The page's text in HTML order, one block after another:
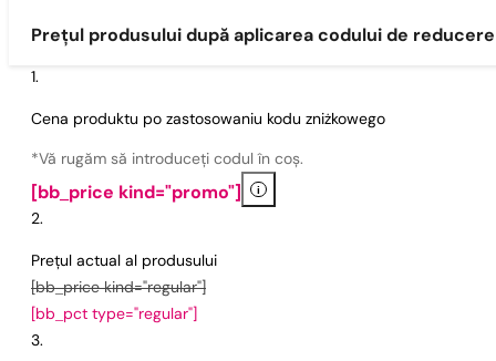
Prețul produsului după aplicarea codului de reducere
Cena produktu po zastosowaniu kodu zniżkowego
*Vă rugăm să introduceți codul în coș.
[bb_price kind="promo"] i
Prețul actual al produsului
[bb_price kind="regular"]
[bb_pct type="regular"]